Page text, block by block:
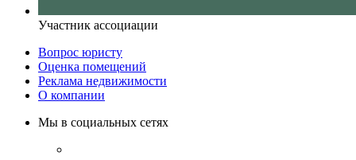
Участник ассоциации
Вопрос юристу
Оценка помещений
Реклама недвижимости
О компании
Мы в социальных сетях